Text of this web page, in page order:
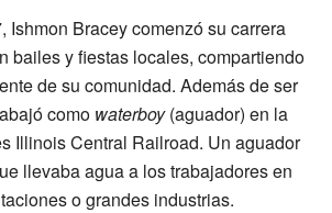
Ishmon Bracey comenzó su carrera
bailes y fiestas locales, compartiendo
de su comunidad. Además de ser
como waterboy(aguador) en la
Illinois Central Railroad. Un aguador
llevaba agua a los trabajadores en
o grandes industrias.